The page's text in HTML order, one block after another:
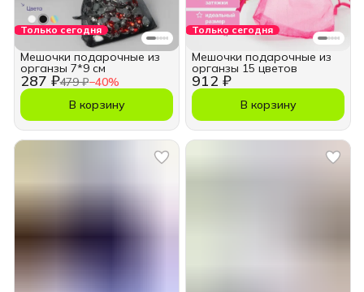
Только сегодня
287 ₽479 ₽−40%
Мешочки подарочные из
органзы 7*9 см
В корзину
Только сегодня
912 ₽
Мешочки подарочные из
органзы 15 цветов
В корзину